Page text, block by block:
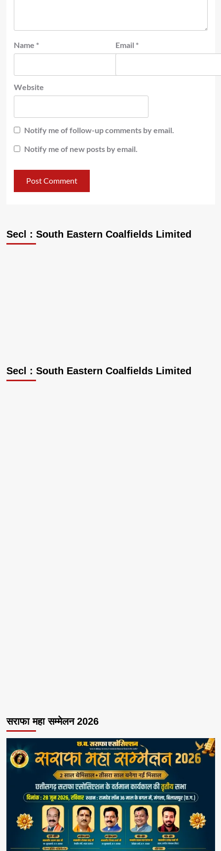
Name * Email *
Website
Notify me of follow-up comments by email.
Notify me of new posts by email.
Secl : South Eastern Coalfields Limited
Secl : South Eastern Coalfields Limited
सराफा महा सम्मेलन 2026